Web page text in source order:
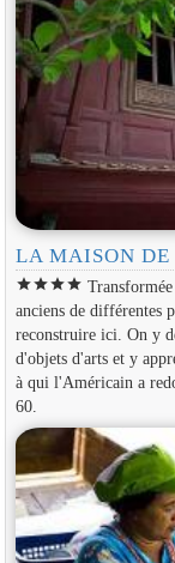
LA MAISON DE
starstarstarstar
anciens de différentes
reconstruire ici. On y
d'objets d'arts et y
à qui l'Américain a
60.